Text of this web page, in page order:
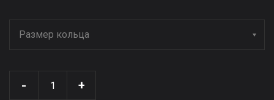
Размер кольца
- +